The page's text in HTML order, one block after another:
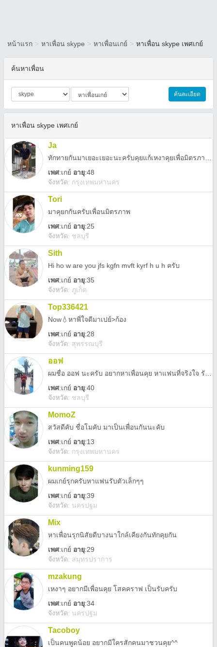
หน้าแรก > หาเพื่อน skype > หาเพื่อนเกย์ > หาเพื่อน skype เพศเกย์
ค้นหาเพื่อน
ค้นละเอียด
หาเพื่อน skype เพศเกย์
Ja
เพศ:เกย์ อายุ:48
จังหวัด: กรุงเทพมหานคร
Tori
มาคุยกกันครับเพื่อนมิตรภาพ
เพศ:เกย์ อายุ:25
จังหวัด: ชลบุรี
Sith
Hi ho w are you jfs kgfn mvft kyrf h u h ครับ
เพศ:เกย์ อายุ:35
จังหวัด: ภูเก็ต
Top336421
Now💧หาพี่ใจดีมาเปย์>ก้อง
เพศ:เกย์ อายุ:28
จังหวัด: สุพรรณบุรี
ออฟ
เพศ:เกย์ อายุ:40
จังหวัด: ชลบุรี
MomoZ
สวัสดีคับ ชื่อโมคับ มาเป็นเพื่อนกันนะคับ
เพศ:เกย์ อายุ:13
จังหวัด: กรุงเทพมหานคร
kunming159
ผมเกย์รุกครับหาแฟนรับตัวเล็กๆๆ
เพศ:เกย์ อายุ:39
จังหวัด: นครปฐม
Mix
หาเพื่อนรุกนิสัยดีบางนาใกล้เคียงกันทักคุยกัน
เพศ:เกย์ อายุ:29
จังหวัด: สมุทรปราการ
mzakung
เหงาๆ อยากมีเพื่อนคุย โสคคราฟ เป็นรับครับ
เพศ:เกย์ อายุ:34
จังหวัด: นครปฐม
Tacoboy
เป็นคนพูดน้อย อยากมีใครสักคนมาชวนคุย^^